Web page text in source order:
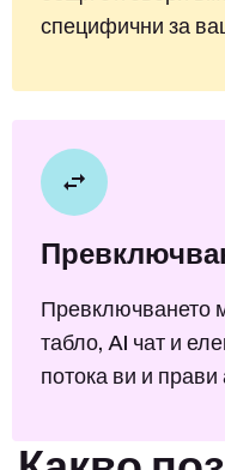
специфични за
Превключването
табло, AI чат и
потока ви и